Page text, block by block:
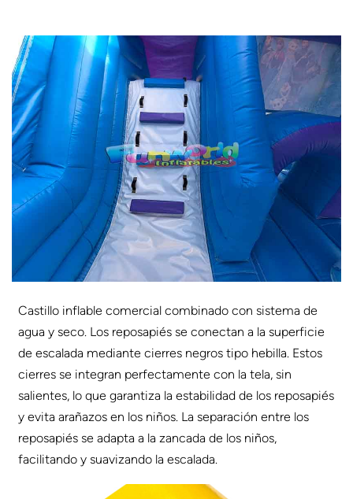
Castillo inflable comercial combinado con sistema de
agua y seco. Los reposapiés se conectan a la superficie
de escalada mediante cierres negros tipo hebilla. Estos
cierres se integran perfectamente con la tela, sin
salientes, lo que garantiza la estabilidad de los reposapiés
y evita arañazos en los niños. La separación entre los
reposapiés se adapta a la zancada de los niños,
facilitando y suavizando la escalada.